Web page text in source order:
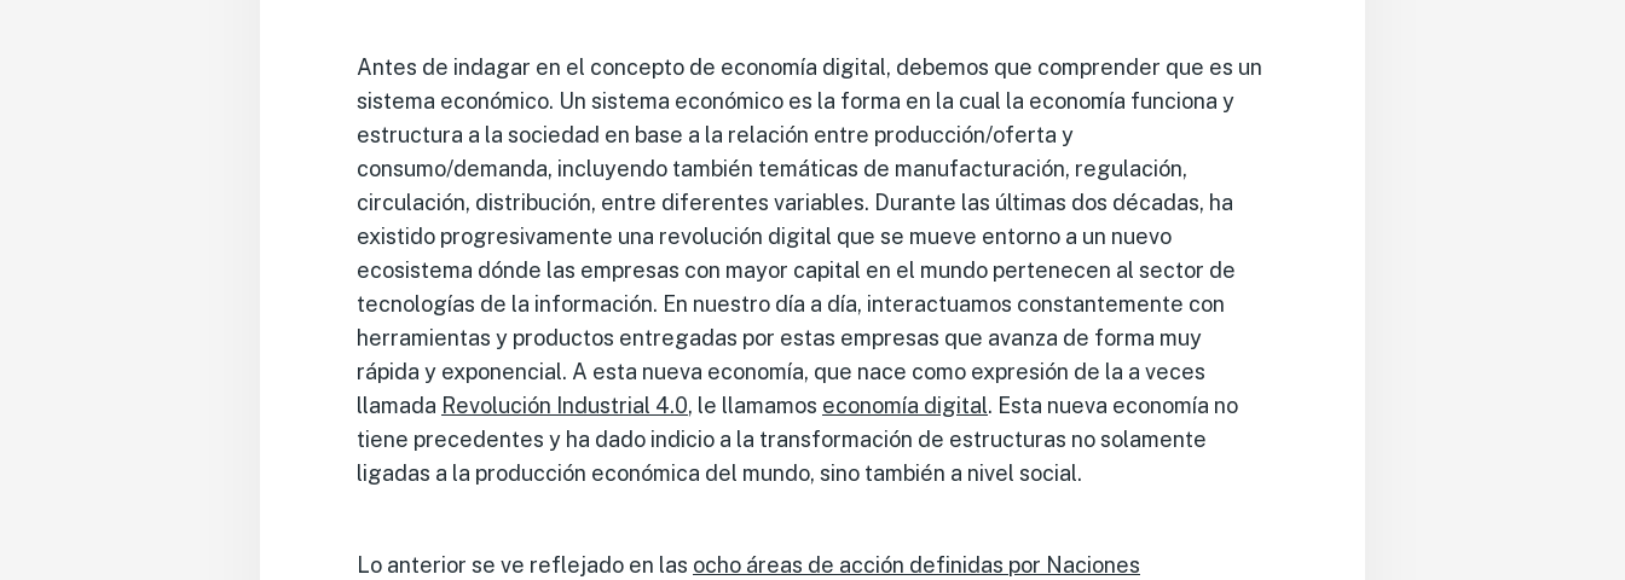
Antes de indagar en el concepto de economía digital, debemos que comprender que es un
sistema económico. Un sistema económico es la forma en la cual la economía funciona y
estructura a la sociedad en base a la relación entre producción/oferta y
consumo/demanda, incluyendo también temáticas de manufacturación, regulación,
circulación, distribución, entre diferentes variables. Durante las últimas dos décadas, ha
existido progresivamente una revolución digital que se mueve entorno a un nuevo
ecosistema dónde las empresas con mayor capital en el mundo pertenecen al sector de
tecnologías de la información. En nuestro día a día, interactuamos constantemente con
herramientas y productos entregadas por estas empresas que avanza de forma muy
rápida y exponencial. A esta nueva economía, que nace como expresión de la a veces
llamada Revolución Industrial 4.0, le llamamos economía digital. Esta nueva economía no
tiene precedentes y ha dado indicio a la transformación de estructuras no solamente
ligadas a la producción económica del mundo, sino también a nivel social.
Lo anterior se ve reflejado en las ocho áreas de acción definidas por Naciones